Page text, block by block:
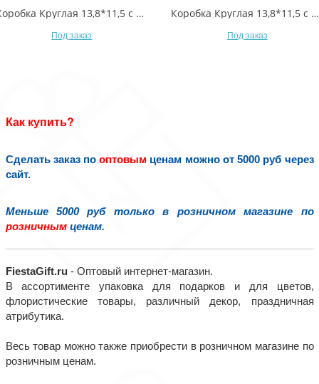
Коробка Круглая 13,8*11,5 с ручками и бантиком (микс 2) 1/4 1/48 Арт: 93103/2
Под заказ
Коробка Круглая 13,8*11,5 с ручками и бантиком (микс 1) 1/4 1/48 Арт: 93103/1
Под заказ
Как купить?
Сделать заказ пооптовым ценам можно от 5000 руб через
сайт.
Меньше 5000 руб только в розничном магазине по
розничнымценам.
FiestaGift.ru - Оптовый интернет-магазин.
В ассортименте упаковка для подарков и для цветов,
флористические товары, различный декор, праздничная
атрибутика.
Весь товар можно также приобрести в розничном магазине по
розничным ценам.